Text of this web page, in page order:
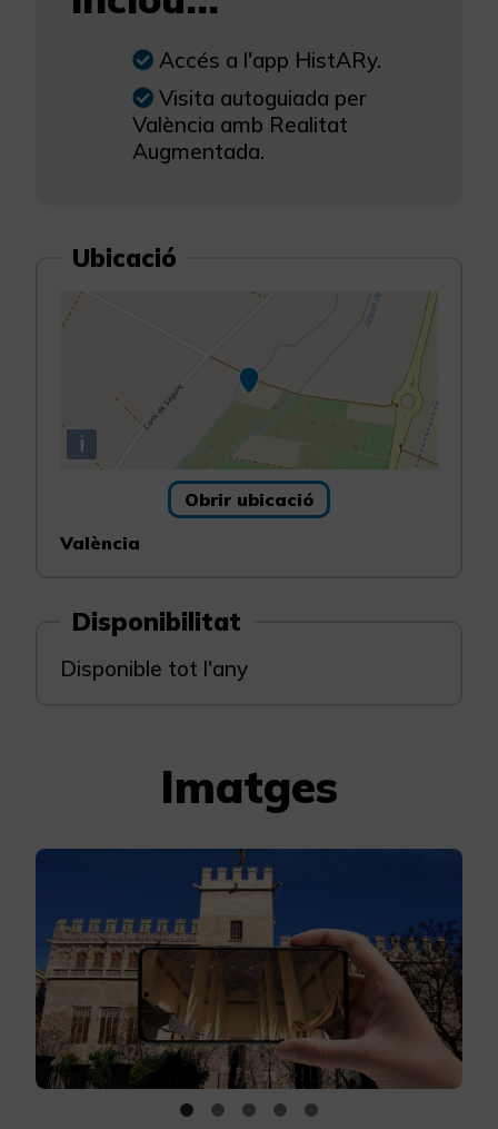
Accés a l'app HistARy.
Visita autoguiada per
València amb Realitat
Augmentada.
Ubicació
i
Obrir ubicació
València
Disponibilitat
Disponible tot l'any
Imatges